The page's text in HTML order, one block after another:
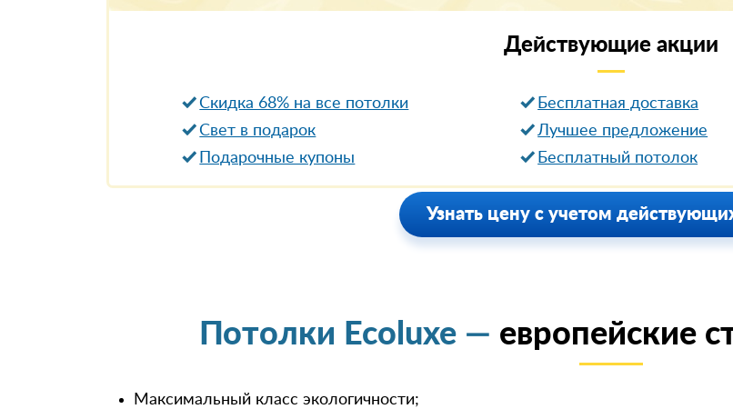
Действующие акции
Скидка 68% на все потолки Бесплатная доставка
Свет в подарок
Лучшее предложение
Подарочные купоны
Бесплатный потолок
Узнать цену с учетом
Потолки Ecoluxe — европейские
Максимальный класс экологичности;